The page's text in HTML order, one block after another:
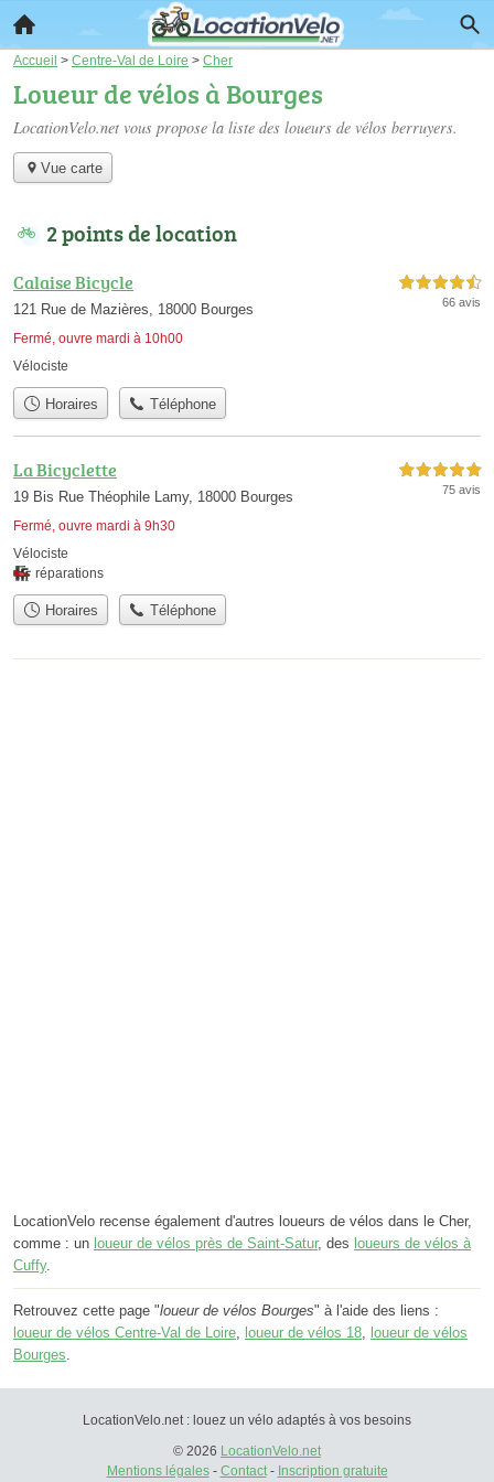
Accueil > Centre-Val de Loire > Cher
Loueur de vélos à Bourges
LocationVelo.net vous propose la liste des loueurs de vélos berruyers.
Vue carte
2 points de location
Calaise Bicycle
121 Rue de Mazières, 18000 Bourges
Fermé, ouvre mardi à 10h00
4,5 étoiles sur 5
66 avis
Vélociste
Horaires Téléphone
La Bicyclette
19 Bis Rue Théophile Lamy, 18000 Bourges
Fermé, ouvre mardi à 9h30
5,0 étoiles sur 5
75 avis
Vélociste
réparations
Horaires Téléphone
LocationVelo recense également d'autres loueurs de vélos dans le Cher,
comme : un loueur de vélos près de Saint-Satur, des loueurs de vélos à
Cuffy.
Retrouvez cette page "loueur de vélos Bourges" à l'aide des liens :
loueur de vélos Centre-Val de Loire, loueur de vélos 18, loueur de vélos
Bourges.
LocationVelo.net : louez un vélo adaptés à vos besoins
© 2026 LocationVelo.net
Mentions légales- Contact- Inscription gratuite